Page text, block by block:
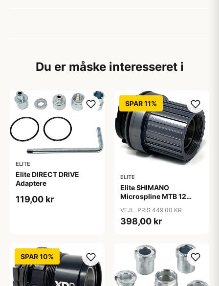
Du er måske interesseret i
ELITE
Elite DIRECT DRIVE
Adaptere
119,00 kr
SPAR 11%
ELITE
Elite SHIMANO
Microspline MTB 12
VEJL. PRIS 449,00 KR
398,00 kr
SPAR 10%